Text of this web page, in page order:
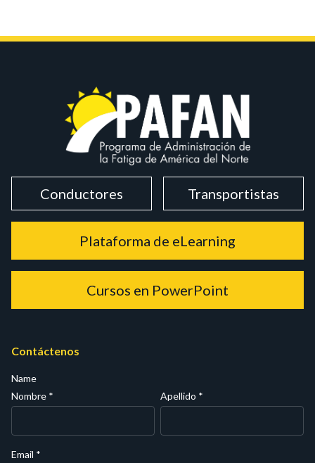
Conductores Transportistas
Plataforma de eLearning
Cursos en PowerPoint
Contáctenos
Name
Nombre * Apellido *
Email *